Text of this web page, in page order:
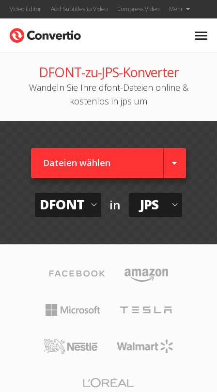
Video Editor Add Subtitles to Video Compress Video Mehr
DFONT-zu-JPS-Konverter
Wandeln Sie Ihre dfont-Dateien online &
kostenlos in jps um
Dateien wählen
DFONT in JPS